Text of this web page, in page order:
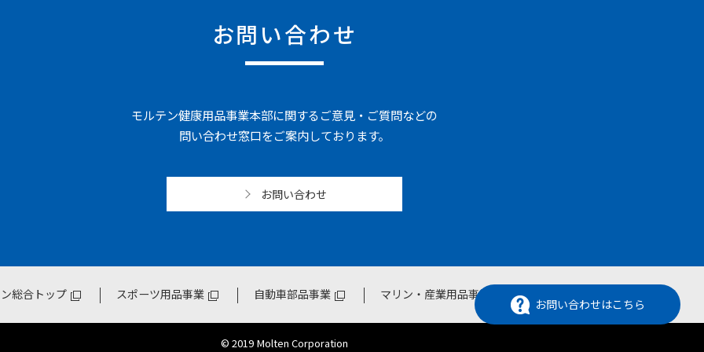
お問い合わせ
モルテン健康用品事業本部に関するご意見・ご質問などの
問い合わせ窓口をご案内しております。
お問い合わせ
総合トップ スポーツ用品事業 自動車部品事業 マリン・産業用品事業
© 2019 Molten Corporation
お問い合わせはこちら